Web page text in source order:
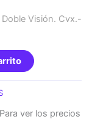
Doble Visión. Cvx.-
Para ver los precios